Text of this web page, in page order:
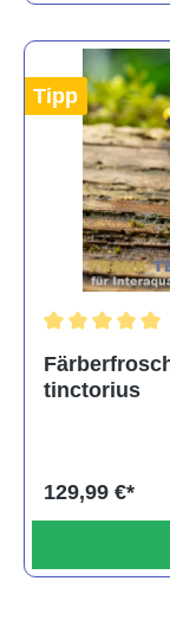
Tipp
tinctorius
129,99 €*